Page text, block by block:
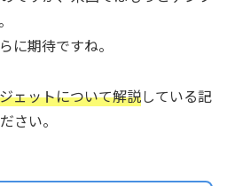
に期待ですね。
ェットについて解説している記
さい。